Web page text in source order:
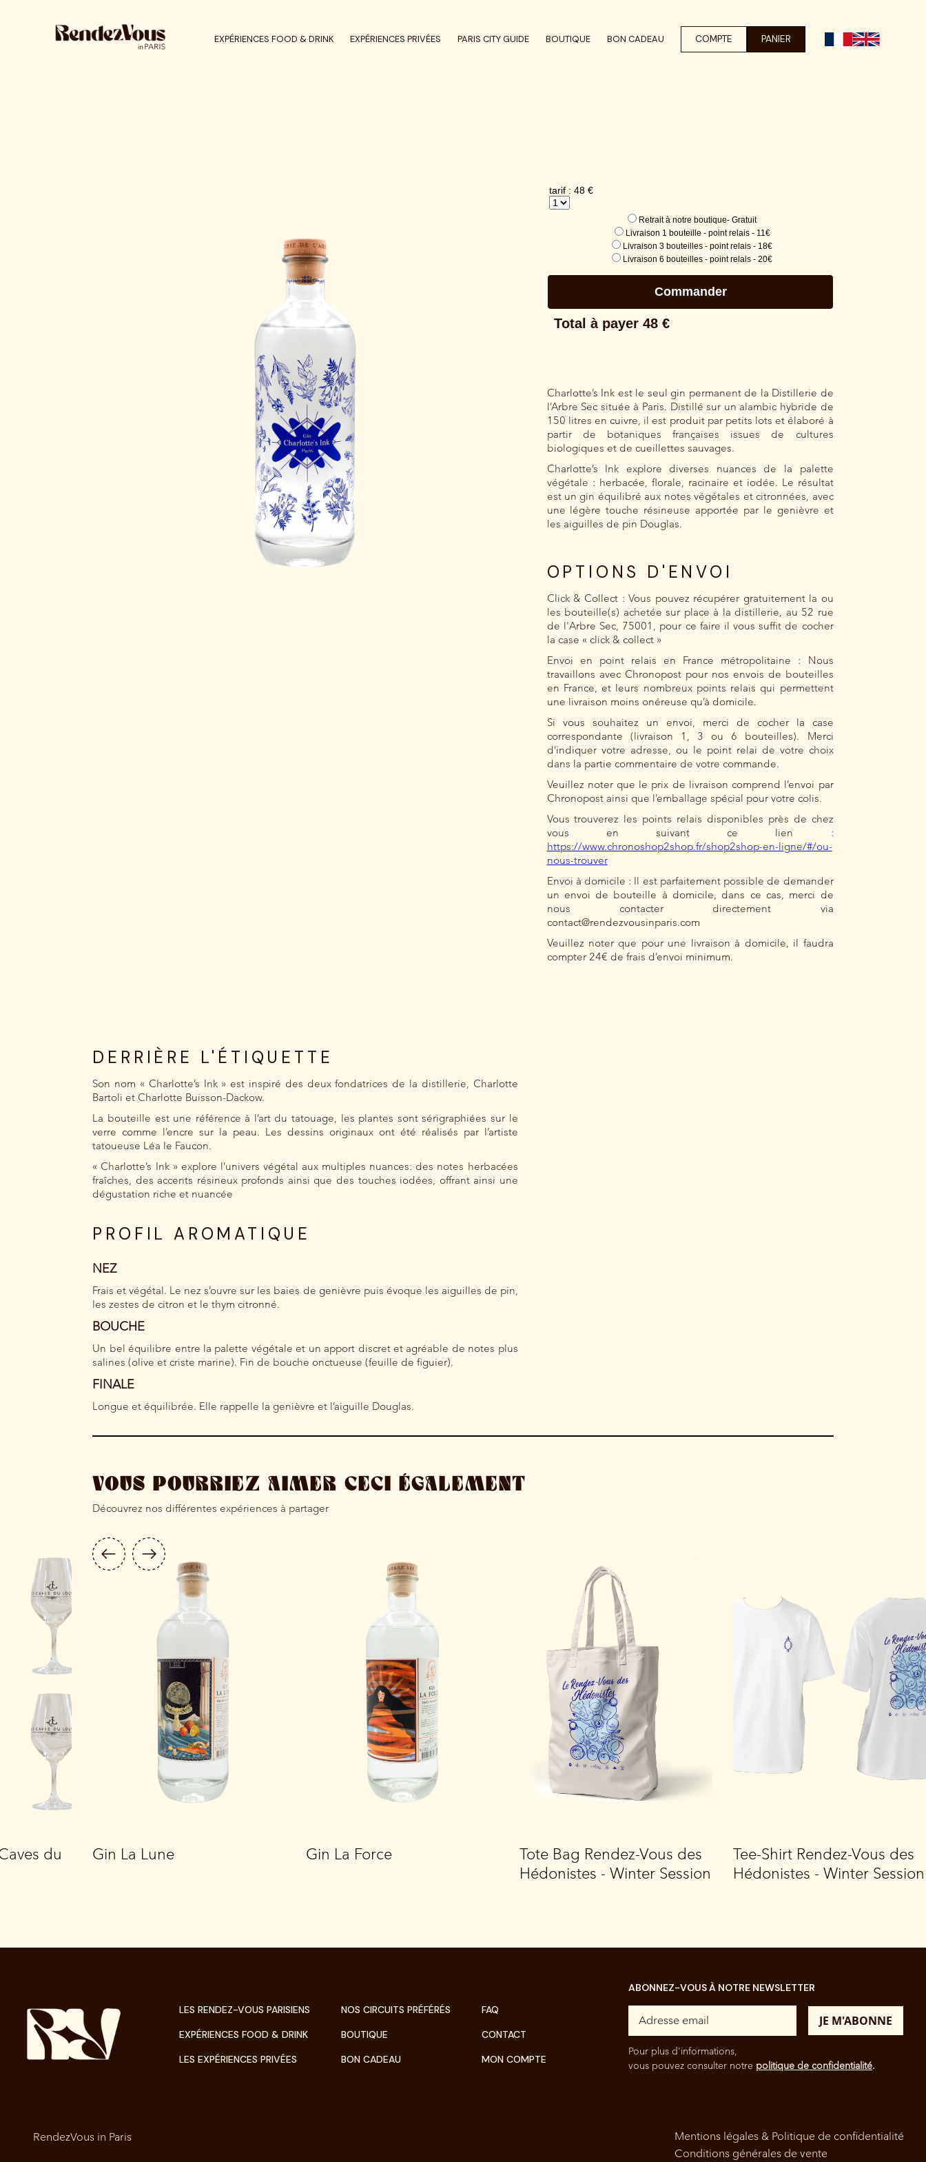
EXPÉRIENCES FOOD & DRINK EXPÉRIENCES PRIVÉES PARIS CITY GUIDE BOUTIQUE BON CADEAU COMPTE PANIER
Charlotte’s Ink est le seul gin permanent de la Distillerie de
l’Arbre Sec située à Paris. Distillé sur un alambic hybride de
150 litres en cuivre, il est produit par petits lots et élaboré à
partir de botaniques françaises issues de cultures
biologiques et de cueillettes sauvages.
Charlotte’s Ink explore diverses nuances de la palette
végétale : herbacée, florale, racinaire et iodée. Le résultat
est un gin équilibré aux notes végétales et citronnées, avec
une légère touche résineuse apportée par le genièvre et
les aiguilles de pin Douglas.
OPTIONS D'ENVOI
Click & Collect : Vous pouvez récupérer gratuitement la ou
les bouteille(s) achetée sur place à la distillerie, au 52 rue
de l'Arbre Sec, 75001, pour ce faire il vous suffit de cocher
la case « click & collect »
Envoi en point relais en France métropolitaine : Nous
travaillons avec Chronopost pour nos envois de bouteilles
en France, et leurs nombreux points relais qui permettent
une livraison moins onéreuse qu’à domicile.
Si vous souhaitez un envoi, merci de cocher la case
correspondante (livraison 1, 3 ou 6 bouteilles). Merci
d’indiquer votre adresse, ou le point relai de votre choix
dans la partie commentaire de votre commande.
Veuillez noter que le prix de livraison comprend l’envoi par
Chronopost ainsi que l’emballage spécial pour votre colis.
Vous trouverez les points relais disponibles près de chez
vous en suivant ce lien :
https://www.chronoshop2shop.fr/shop2shop-en-ligne/#/ou-
nous-trouver
Envoi à domicile : Il est parfaitement possible de demander
un envoi de bouteille à domicile, dans ce cas, merci de
nous contacter directement via
contact@rendezvousinparis.com
Veuillez noter que pour une livraison à domicile, il faudra
compter 24€ de frais d’envoi minimum.
DERRIÈRE L'ÉTIQUETTE
Son nom « Charlotte’s Ink » est inspiré des deux fondatrices de la distillerie, Charlotte
Bartoli et Charlotte Buisson-Dackow.
La bouteille est une référence à l’art du tatouage, les plantes sont sérigraphiées sur le
verre comme l’encre sur la peau. Les dessins originaux ont été réalisés par l’artiste
tatoueuse Léa le Faucon.
« Charlotte’s Ink » explore l’univers végétal aux multiples nuances: des notes herbacées
fraîches, des accents résineux profonds ainsi que des touches iodées, offrant ainsi une
dégustation riche et nuancée
PROFIL AROMATIQUE
NEZ
Frais et végétal. Le nez s’ouvre sur les baies de genièvre puis évoque les aiguilles de pin,
les zestes de citron et le thym citronné.
BOUCHE
Un bel équilibre entre la palette végétale et un apport discret et agréable de notes plus
salines (olive et criste marine). Fin de bouche onctueuse (feuille de figuier).
FINALE
Longue et équilibrée. Elle rappelle la genièvre et l’aiguille Douglas.
VOUS POURRIEZ AIMER CECI ÉGALEMENT
Découvrez nos différentes expériences à partager
du Gin La Lune Gin La Force
Tote Bag Rendez-Vous des
Hédonistes - Winter Session
Tee-Shirt Rendez-Vous des
Hédonistes - Winter Session
LES RENDEZ-VOUS PARISIENS
EXPÉRIENCES FOOD & DRINK
LES EXPÉRIENCES PRIVÉES
NOS CIRCUITS PRÉFÉRÉS
BOUTIQUE
BON CADEAU
FAQ
CONTACT
MON COMPTE
ABONNEZ-VOUS À NOTRE NEWSLETTER
Pour plus d'informations,
vous pouvez consulter notre politique de confidentialité.
RendezVous in Paris
Mentions légales & Politique de confidentialité
Conditions générales de vente